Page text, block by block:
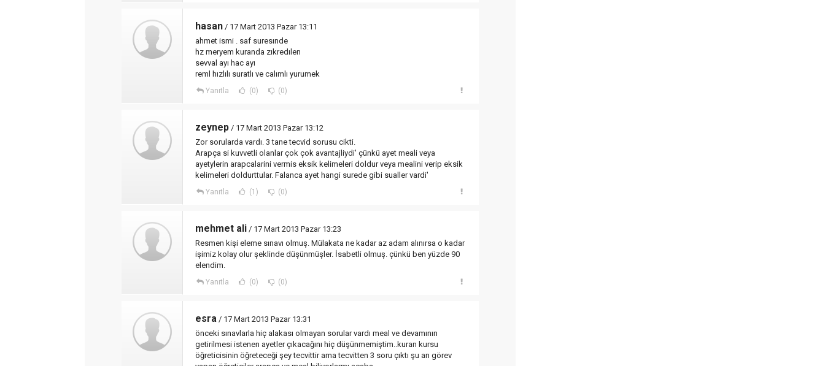
hasan / 17 Mart 2013 Pazar 13:11
ahmet ismi . saf suresınde
hz meryem kuranda zıkredılen
sevval ayı hac ayı
reml hızlılı suratlı ve calımlı yurumek
Yanıtla (0) (0)
zeynep / 17 Mart 2013 Pazar 13:12
Zor sorularda vardı. 3 tane tecvid sorusu cikti.
Arapça si kuvvetli olanlar çok çok avantajliydi' çünkü ayet meali veya
ayetylerin arapcalarini vermis eksik kelimeleri doldur veya mealini verip eksik
kelimeleri doldurttular. Falanca ayet hangi surede gibi sualler vardi'
Yanıtla (1) (0)
mehmet ali / 17 Mart 2013 Pazar 13:23
Resmen kişi eleme sınavı olmuş. Mülakata ne kadar az adam alınırsa o kadar
işimiz kolay olur şeklinde düşünmüşler. İsabetli olmuş. çünkü ben yüzde 90
elendim.
Yanıtla (0) (0)
esra / 17 Mart 2013 Pazar 13:31
önceki sınavlarla hiç alakası olmayan sorular vardı meal ve devamının
getirilmesi istenen ayetler çıkacağını hiç düşünmemiştim..kuran kursu
öğreticisinin öğreteceği şey tecvittir ama tecvitten 3 soru çıktı şu an görev